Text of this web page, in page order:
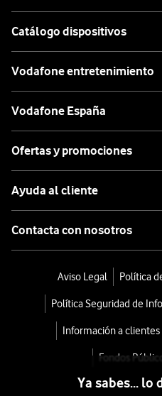
Catálogo dispositivos
Vodafone entretenimiento
Vodafone España
Ofertas y promociones
Ayuda al cliente
Contacta con nosotros
Aviso Legal Política
Política Seguridad de
Información a clientes
Fondos
Ya sabes... lo